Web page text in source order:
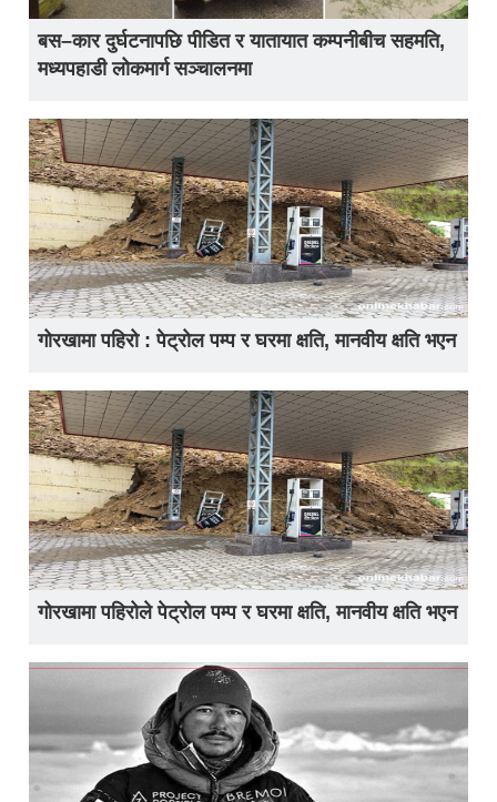
बस–कार दुर्घटनापछि पीडित र यातायात कम्पनीबीच सहमति,
मध्यपहाडी लोकमार्ग सञ्चालनमा
गोरखामा पहिरो : पेट्रोल पम्प र घरमा क्षति, मानवीय क्षति भएन
गोरखामा पहिरोले पेट्रोल पम्प र घरमा क्षति, मानवीय क्षति भएन